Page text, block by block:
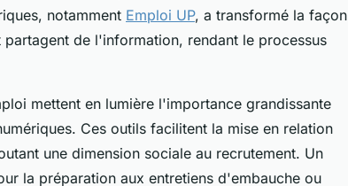
notamment Emploi UP, a transformé la façon
de l'information, rendant le processus
mettent en lumière l'importance grandissante
Ces outils facilitent la mise en relation
une dimension sociale au recrutement. Un
la préparation aux entretiens d'embauche ou